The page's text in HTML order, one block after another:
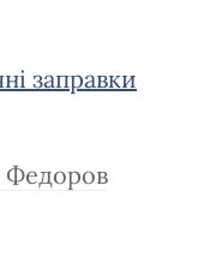
заправки
Федоров